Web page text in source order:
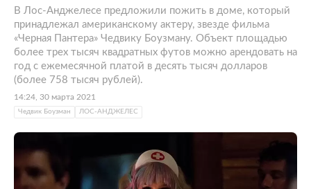
В Лос-Анджелесе предложили пожить в доме, который
принадлежал американскому актеру, звезде фильма
«Черная Пантера» Чедвику Боузману. Объект площадью
более трех тысяч квадратных футов можно арендовать на
год с ежемесячной платой в десять тысяч долларов
(более 758 тысяч рублей).
14:24, 30 марта 2021
Чедвик Боузман ЛОС-АНДЖЕЛЕС